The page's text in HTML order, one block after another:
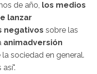
de año, los medios
lanzar
negativos sobre las
animadversión
la sociedad en general.